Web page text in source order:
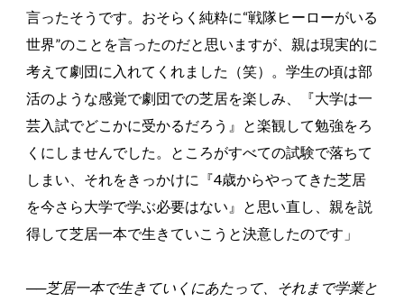
言ったそうです。おそらく純粋に“戦隊ヒーローがいる
世界”のことを言ったのだと思いますが、親は現実的に
考えて劇団に入れてくれました（笑）。学生の頃は部
活のような感覚で劇団での芝居を楽しみ、『大学は一
芸入試でどこかに受かるだろう』と楽観して勉強をろ
くにしませんでした。ところがすべての試験で落ちて
しまい、それをきっかけに『4歳からやってきた芝居
を今さら大学で学ぶ必要はない』と思い直し、親を説
得して芝居一本で生きていこうと決意したのです」
──芝居一本で生きていくにあたって、それまで学業と